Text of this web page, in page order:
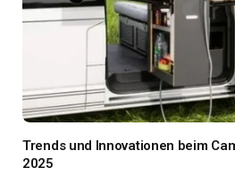
Trends und Innovationen beim
2025